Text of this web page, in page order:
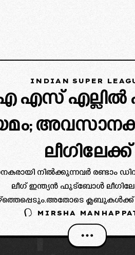
INDIAN SUPER
എസ് എല്ലിൽ
ലീഗിലേക്ക്
നിൽക്കുന്നവർ രണ്ടാം
ലീഗ് ഇന്ത്യൻ ഫുട്ബോൾ
സ്ഥാനകർ എ എഫ്
കയറും.അതിന് പുറമെ ഐ
ക്ലബുകൾ ഐ
MIRSHA